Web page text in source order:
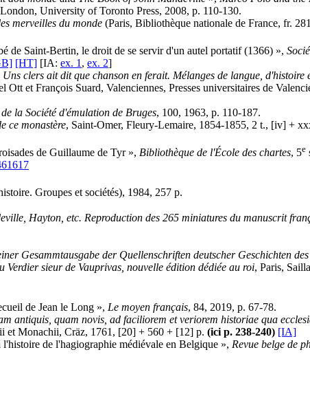
University of Toronto Press, 2008, p. 110-130.
merveilles du monde (Paris, Bibliothèque nationale de France, fr.
de Saint-Bertin, le droit de se servir d'un autel portatif (1366) »,
[HT] [IA: ex. 1 , ex. 2]
Uns clers ait dit que chanson en ferait. Mélanges de langue,
et François Suard, Valenciennes, Presses universitaires de
la Société d'émulation de Bruges, 100, 1963, p. 110-187.
ce monastère, Saint-Omer, Fleury-Lemaire, 1854-1855, 2 t., [iv] +
de Guillaume de Tyr », Bibliothèque de l'École des chartes, 5e
Groupes et sociétés), 1984, 257 p.
Hayton, etc. Reproduction des 265 miniatures du manuscrit
Gesammtausgabe der Quellenschriften deutscher Geschichten
sieur de Vauprivas, nouvelle édition dédiée au roi, Paris,
de Jean le Long », Le moyen français, 84, 2019, p. 67-78.
antiquis, quam novis, ad faciliorem et veriorem historiae qua
et Monachii, Cräz, 1761, [20] + 560 + [12] p. (ici p. 238-240) [IA]
de l'hagiographie médiévale en Belgique », Revue belge de